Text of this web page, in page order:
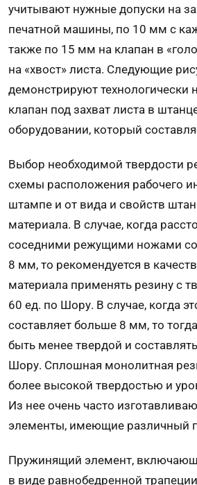
учитывают нужные допуски на
печатной машины, по 10 мм с
также по 15 мм на клапан в
на «хвост» листа. Следующие
демонстрируют технологически
клапан под захват листа в
оборудовании, который
Выбор необходимой твердости
схемы расположения рабочего
штампе и от вида и свойств
материала. В случае, когда
соседними режущими ножами
8 мм, то рекомендуется в
материала применять резину с
60 ед. по Шору. В случае, когда
составляет больше 8 мм, то
быть менее твердой и
Шору. Сплошная монолитная
более высокой твер­достью и
Из нее очень часто
элементы, имеющие различный
Пружинящий элемент,
в виде равнобедренной